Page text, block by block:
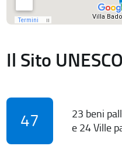
Il Sito
47
23 beni
e 24 Ville